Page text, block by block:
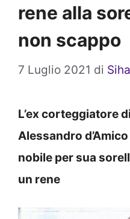
rene alla
non scappo
7 Luglio 2021 di
L’ex corteggiatore
Alessandro
nobile per sua
un rene